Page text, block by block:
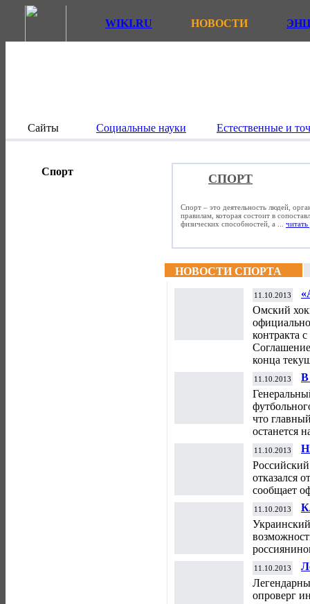
WIKI.RU НОВОСТИ
Сайты Социальные науки Естественные и
Спорт
СПОРТ
Спорт – это деятельность людей,
правилам, которая состоит в
физических способностей, а ... читать
НОВОСТИ СПОРТА
11.10.2013
Омский
контракта
конца
11.10.2013
В
что
останется
11.10.2013
отказался
сообщает
11.10.2013
11.10.2013
опроверг